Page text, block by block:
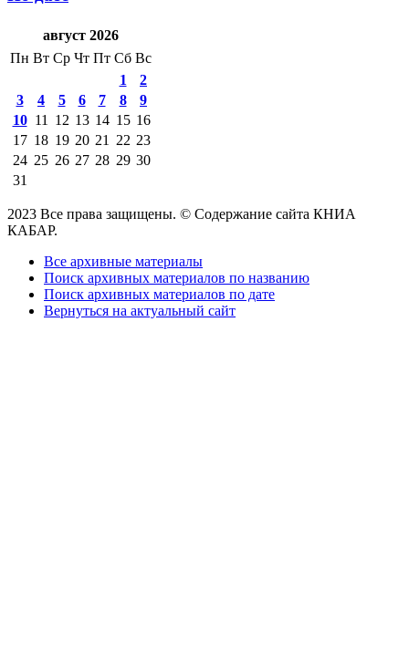
август 2026
Пн Вт Ср Чт Пт Сб Вс
1
2
3
4 5 6 7 8
9
10 11 12 13 14 15 16
17 18 19 20 21 22 23
24 25 26 27 28 29 30
31
2023 Все права защищены. © Содержание сайта КНИА
КАБАР.
Все архивные материалы
Поиск архивных материалов по названию
Поиск архивных материалов по дате
Вернуться на актуальный сайт